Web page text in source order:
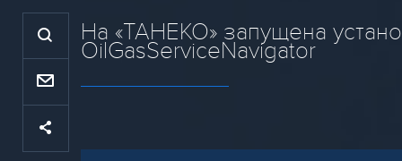
На «ТАНЕКО» запущена
OilGasServiceNavigator